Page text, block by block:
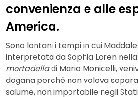
convenienza e alle
America.
Sono lontani i tempi in cui
interpretata da Sophia Loren
mortadelladi Mario Monicelli,
dogana perché non voleva
salume, non importabile negli Stati